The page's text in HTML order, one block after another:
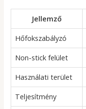
Jellemző
Hőfokszabályzó
Non-stick felület
Használati terület
Teljesítmény